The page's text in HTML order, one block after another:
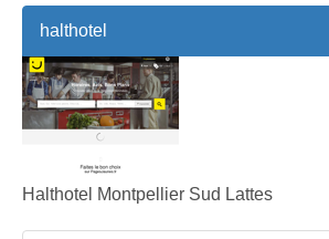
halthotel
Halthotel Montpellier Sud Lattes